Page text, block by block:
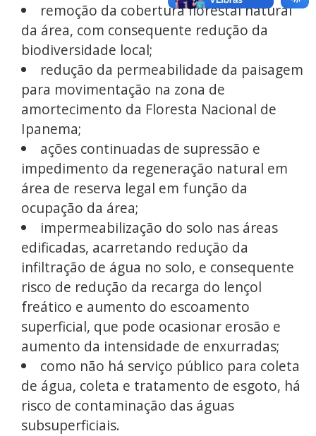
remoção da cobertura florestal natural
da área, com consequente redução da
biodiversidade local;
redução da permeabilidade da paisagem
para movimentação na zona de
amortecimento da Floresta Nacional de
Ipanema;
ações continuadas de supressão e
impedimento da regeneração natural em
área de reserva legal em função da
ocupação da área;
impermeabilização do solo nas áreas
edificadas, acarretando redução da
infiltração de água no solo, e consequente
risco de redução da recarga do lençol
freático e aumento do escoamento
superficial, que pode ocasionar erosão e
aumento da intensidade de enxurradas;
como não há serviço público para coleta
de água, coleta e tratamento de esgoto, há
risco de contaminação das águas
subsuperficiais.